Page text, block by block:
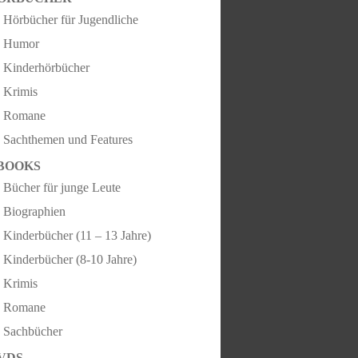
Hörbücher für Jugendliche
Humor
Kinderhörbücher
Krimis
Romane
Sachthemen und Features
Bücher für junge Leute
Biographien
Kinderbücher (11 – 13 Jahre)
Kinderbücher (8-10 Jahre)
Krimis
Romane
Sachbücher